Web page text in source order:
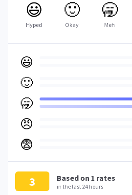
😃
Hyped
🙂
Okay
🥱
Meh
😃
🙂
🥱
😠
😨
3 Based on 1 rates
in the last 24 hours